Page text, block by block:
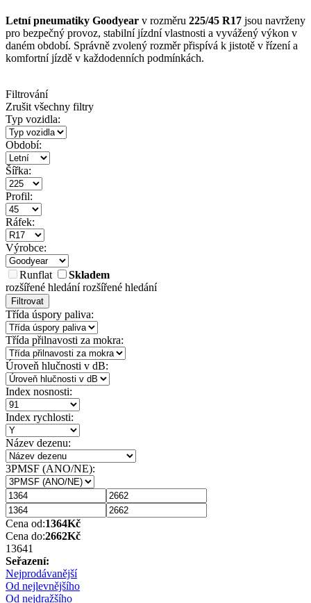
Letní pneumatiky Goodyear v rozměru 225/45 R17 jsou navrženy
pro bezpečný provoz, stabilní jízdní vlastnosti a vyvážený výkon v
daném období. Správně zvolený rozměr přispívá k jistotě v řízení a
komfortní jízdě v každodenních podmínkách.
Filtrování
Zrušit všechny filtry
Typ vozidla:
Období:
Šířka:
Profil:
Ráfek:
Výrobce:
Runflat
Skladem
rozšířené hledánírozšířené hledání
Filtrovat
Třída úspory paliva:
Třída přilnavosti za mokra:
Úroveň hlučnosti v dB:
Index nosnosti:
Index rychlosti:
Název dezenu:
3PMSF (ANO/NE):
Cena od:1364Kč
Cena do:2662Kč
13641
Seřazení:
Nejprodávanější
Od nejlevnějšího
Od nejdražšího